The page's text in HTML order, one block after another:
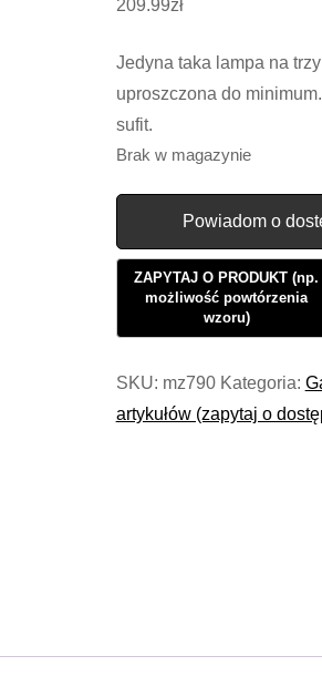
209.99zł
Jedyna taka lampa na
uproszczona do
sufit.
Brak w magazynie
Powiadom o
SKU: mz790 Kategoria:
artykułów (zapytaj o